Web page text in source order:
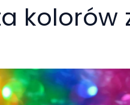
kolorów